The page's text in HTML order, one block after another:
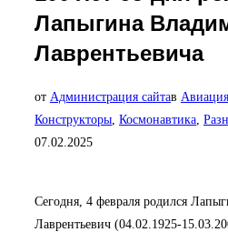
Лапыгина
Лаврентьевича
от Администрация сайтав Авиация
Конструкторы, Космонавтика,
07.02.2025
Сегодня, 4 февраля родился
Лаврентьевич (04.02.1925-